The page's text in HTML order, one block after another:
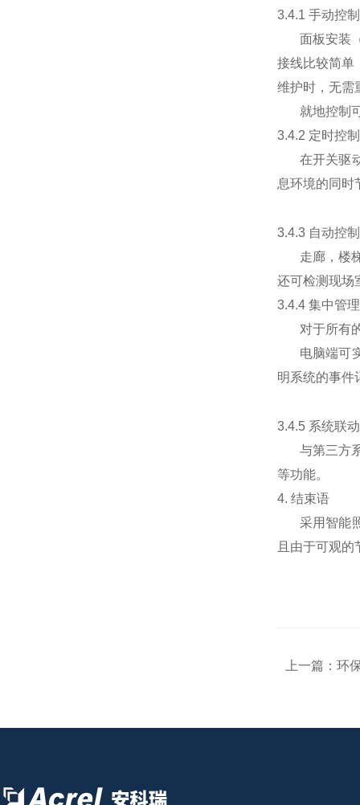
3.4.1 手动控制
面板安装
接线比较简单
维护时，无需
就地控制
3.4.2 定时控制
在开关驱
息环境的同时
3.4.3 自动控制
走廊，楼
还可检测现场
3.4.4 集中管理
对于所有
电脑端可
明系统的事件
3.4.5 系统联动
与第三方
等功能。
4. 结束语
采用智能
且由于可观
上一篇： 环